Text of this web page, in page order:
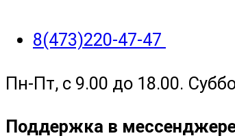
8(473)220-47-47
Пн-Пт, с 9.00 до 18.00.
Поддержка в